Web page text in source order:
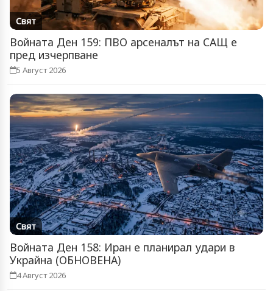
Свят
Войната Ден 159: ПВО арсеналът на САЩ е
пред изчерпване
5 Август 2026
Свят
Войната Ден 158: Иран е планирал удари в
Украйна (ОБНОВЕНА)
4 Август 2026